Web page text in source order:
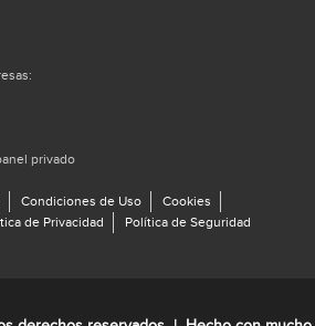
privado
Condiciones de Uso
Cookies
de Privacidad Política de Seguridad